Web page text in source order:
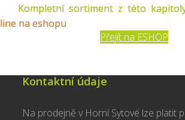
Kompletní sortiment z této
line na eshopu
Přejít na ESHOP
Kontaktní údaje
Na prodejně v Horní Sytové lze platit